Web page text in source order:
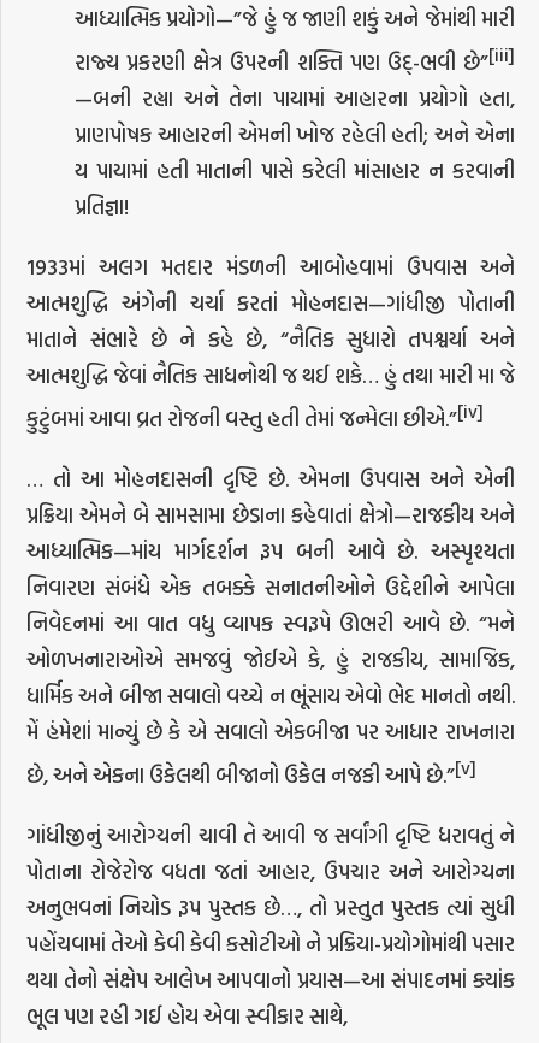
આધ્યાત્મિક પ્રયોગો—”જે હું જ જાણી શકું અને જેમાંથી મારી
રાજ્ય પ્રકરણી ક્ષેત્ર ઉપરની શક્તિ પણ ઉદ્-ભવી છે”[iii]
—બની રહ્યા અને તેના પાયામાં આહારના પ્રયોગો હતા,
પ્રાણપોષક આહારની એમની ખોજ રહેલી હતી; અને એના
ય પાયામાં હતી માતાની પાસે કરેલી માંસાહાર ન કરવાની
પ્રતિજ્ઞા!
1933માં અલગ મતદાર મંડળની આબોહવામાં ઉપવાસ અને
આત્મશુદ્ધિ અંગેની ચર્ચા કરતાં મોહનદાસ—ગાંધીજી પોતાની
માતાને સંભારે છે ને કહે છે, “નૈતિક સુધારો તપશ્વર્યા અને
આત્મશુદ્ધિ જેવાં નૈતિક સાધનોથી જ થઈ શકે… હું તથા મારી મા જે
કુટુંબમાં આવા વ્રત રોજની વસ્તુ હતી તેમાં જન્મેલા છીએ.”[iv]
… તો આ મોહનદાસની દૃષ્ટિ છે. એમના ઉપવાસ અને એની
પ્રક્રિયા એમને બે સામસામા છેડાના કહેવાતાં ક્ષેત્રો—રાજકીય અને
આધ્યાત્મિક—માંય માર્ગદર્શન રૂપ બની આવે છે. અસ્પૃશ્યતા
નિવારણ સંબંધે એક તબક્કે સનાતનીઓને ઉદ્દેશીને આપેલા
નિવેદનમાં આ વાત વધુ વ્યાપક સ્વરૂપે ઊભરી આવે છે. “મને
ઓળખનારાઓએ સમજવું જોઈએ કે, હું રાજકીય, સામાજિક,
ધાર્મિક અને બીજા સવાલો વચ્ચે ન ભૂંસાય એવો ભેદ માનતો નથી.
મેં હંમેશાં માન્યું છે કે એ સવાલો એકબીજા પર આધાર રાખનારા
છે, અને એકના ઉકેલથી બીજાનો ઉકેલ નજકી આપે છે.”[v]
ગાંધીજીનું આરોગ્યની ચાવી તે આવી જ સર્વાંગી દૃષ્ટિ ધરાવતું ને
પોતાના રોજેરોજ વધતા જતાં આહાર, ઉપચાર અને આરોગ્યના
અનુભવનાં નિચોડ રૂપ પુસ્તક છે…, તો પ્રસ્તુત પુસ્તક ત્યાં સુધી
પહોંચવામાં તેઓ કેવી કેવી કસોટીઓ ને પ્રક્રિયા-પ્રયોગોમાંથી પસાર
થયા તેનો સંક્ષેપ આલેખ આપવાનો પ્રયાસ—આ સંપાદનમાં ક્યાંક
ભૂલ પણ રહી ગઈ હોય એવા સ્વીકાર સાથે,